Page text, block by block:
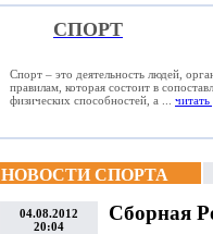
СПОРТ
Спорт – это деятельность людей,
правилам, которая состоит в
физических способностей, а ... читать
НОВОСТИ СПОРТА
04.08.2012
20:04
Сборная